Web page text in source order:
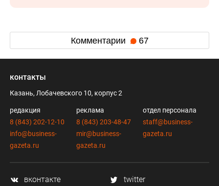
Комментарии 67
контакты
Казань, Лобачевского 10, корпус 2
редакция
8 (843) 202-12-10
info@business-
gazeta.ru
реклама
8 (843) 203-48-47
mir@business-
gazeta.ru
отдел персонала
staff@business-
gazeta.ru
вконтакте
twitter